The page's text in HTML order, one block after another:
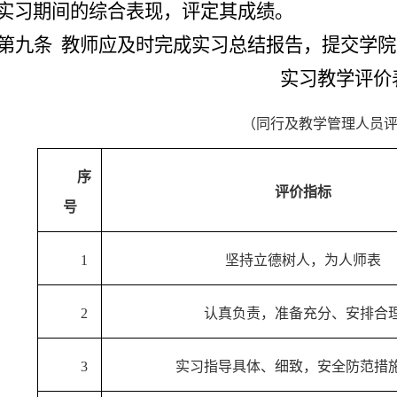
习期间的综合表现，评定其成绩。
九条 教师应及时完成实习总结报告，提交学
实习教学评价
（同行及教学管理人员
序
号
评价指标
1 坚持立德树人，为人师表
2 认真负责，准备充分、安排合
3 实习指导具体、细致，安全防范措